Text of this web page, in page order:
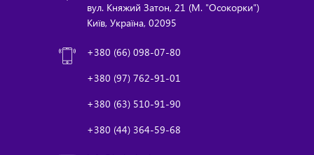
вул. Княжий Затон, 21 (М. "Осокорки")
Київ, Україна, 02095
+380 (66) 098-07-80
+380 (97) 762-91-01
+380 (63) 510-91-90
+380 (44) 364-59-68